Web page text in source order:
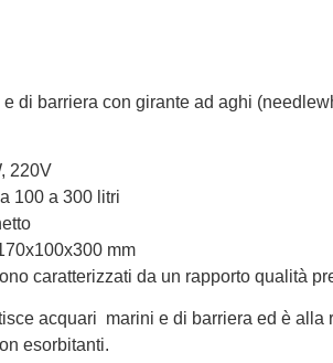
di barriera con girante ad aghi
220V
100 a 300 litri
mm
caratterizzati da un rapporto qualità
acquari marini e di barriera ed è alla
esorbitanti.